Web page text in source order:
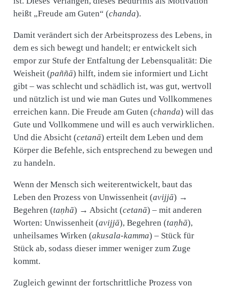
heißt „Freude am Guten“ (chanda).
Damit verändert sich der Arbeitsprozess des Lebens, in
dem es sich bewegt und handelt; er entwickelt sich
empor zur Stufe der Entfaltung der Lebensqualität: Die
Weisheit (paññā) hilft, indem sie informiert und Licht
gibt – was schlecht und schädlich ist, was gut, wertvoll
und nützlich ist und wie man Gutes und Vollkommenes
erreichen kann. Die Freude am Guten (chanda) will das
Gute und Vollkommene und will es auch verwirklichen.
Und die Absicht (cetanā) erteilt dem Leben und dem
Körper die Befehle, sich entsprechend zu bewegen und
zu handeln.
Wenn der Mensch sich weiterentwickelt, baut das
Leben den Prozess von Unwissenheit (avijjā) →
Begehren (taṇhā) → Absicht (cetanā) – mit anderen
Worten: Unwissenheit (avijjā), Begehren (taṇhā),
unheilsames Wirken (akusala-kamma) – Stück für
Stück ab, sodass dieser immer weniger zum Zuge
kommt.
Zugleich gewinnt der fortschrittliche Prozess von